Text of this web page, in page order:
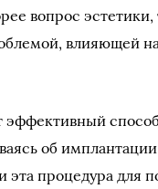
вопрос
влияющей
эффективный
об
эта процедура для